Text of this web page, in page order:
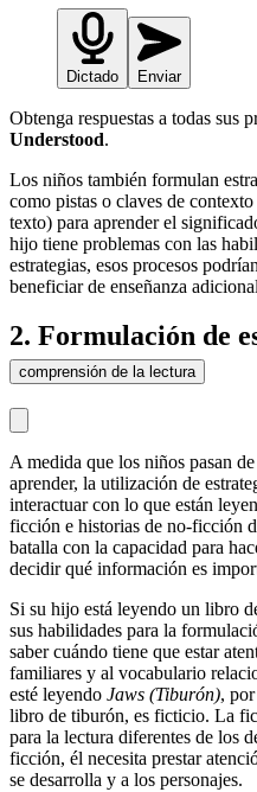
Dictado Enviar
Obtenga respuestas a todas sus
Understood.
Los niños también formulan
como pistas o claves de
texto) para aprender el
hijo tiene problemas con las
estrategias, esos procesos
beneficiar de enseñanza
2. Formulación de
comprensión de la lectura
A medida que los niños pasan
aprender, la utilización de
interactuar con lo que están
ficción e historias de no-ficción
batalla con la capacidad para
decidir qué información es
Si su hijo está leyendo un libro
sus habilidades para la
saber cuándo tiene que estar
familiares y al vocabulario
esté leyendo Jaws (Tiburón),
libro de tiburón, es ficticio. La
para la lectura diferentes de los
ficción, él necesita prestar
se desarrolla y a los personajes.